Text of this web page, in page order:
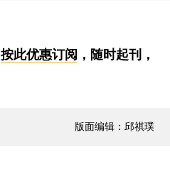
按此优惠订阅 ，随时起刊，
版面编辑：邱祺璞